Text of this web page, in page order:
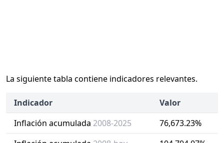
La siguiente tabla contiene indicadores relevantes.
Indicador
Valor
Inflación acumulada 2008-2025
76,673.23%